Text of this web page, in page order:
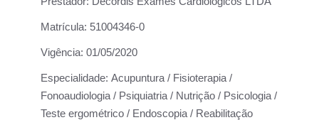
Matrícula: 51004346-0
Vigência: 01/05/2020
Especialidade: Acupuntura / Fisioterapia /
Fonoaudiologia / Psiquiatria / Nutrição / Psicologia /
Teste ergométrico / Endoscopia / Reabilitação